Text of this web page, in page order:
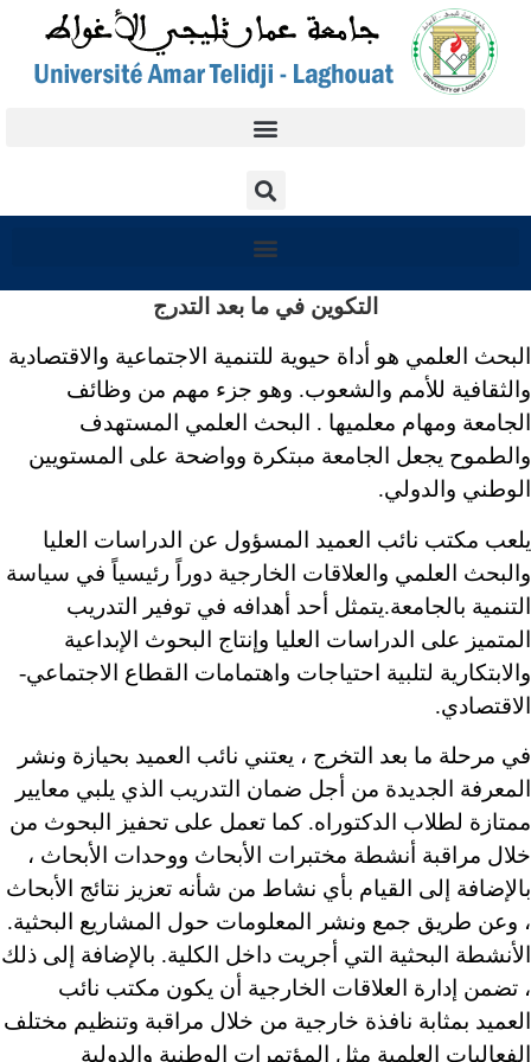
التكوين في ما بعد التدرج
البحث العلمي هو أداة حيوية للتنمية الاجتماعية والاقتصادية
والثقافية للأمم والشعوب. وهو جزء مهم من وظائف
الجامعة ومهام معلميها . البحث العلمي المستهدف
والطموح يجعل الجامعة مبتكرة وواضحة على المستويين
الوطني والدولي.
يلعب مكتب نائب العميد المسؤول عن الدراسات العليا
والبحث العلمي والعلاقات الخارجية دوراً رئيسياً في سياسة
التنمية بالجامعة.يتمثل أحد أهدافه في توفير التدريب
المتميز على الدراسات العليا وإنتاج البحوث الإبداعية
والابتكارية لتلبية احتياجات واهتمامات القطاع الاجتماعي-
الاقتصادي.
في مرحلة ما بعد التخرج ، يعتني نائب العميد بحيازة ونشر
المعرفة الجديدة من أجل ضمان التدريب الذي يلبي معايير
ممتازة لطلاب الدكتوراه. كما تعمل على تحفيز البحوث من
خلال مراقبة أنشطة مختبرات الأبحاث ووحدات الأبحاث ،
بالإضافة إلى القيام بأي نشاط من شأنه تعزيز نتائج الأبحاث
، وعن طريق جمع ونشر المعلومات حول المشاريع البحثية.
الأنشطة البحثية التي أجريت داخل الكلية. بالإضافة إلى ذلك
، تضمن إدارة العلاقات الخارجية أن يكون مكتب نائب
العميد بمثابة نافذة خارجية من خلال مراقبة وتنظيم مختلف
الفعاليات العلمية مثل المؤتمرات الوطنية والدولية